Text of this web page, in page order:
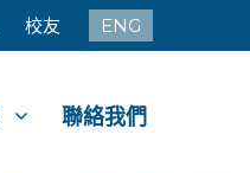
校友 ENG
聯絡我們